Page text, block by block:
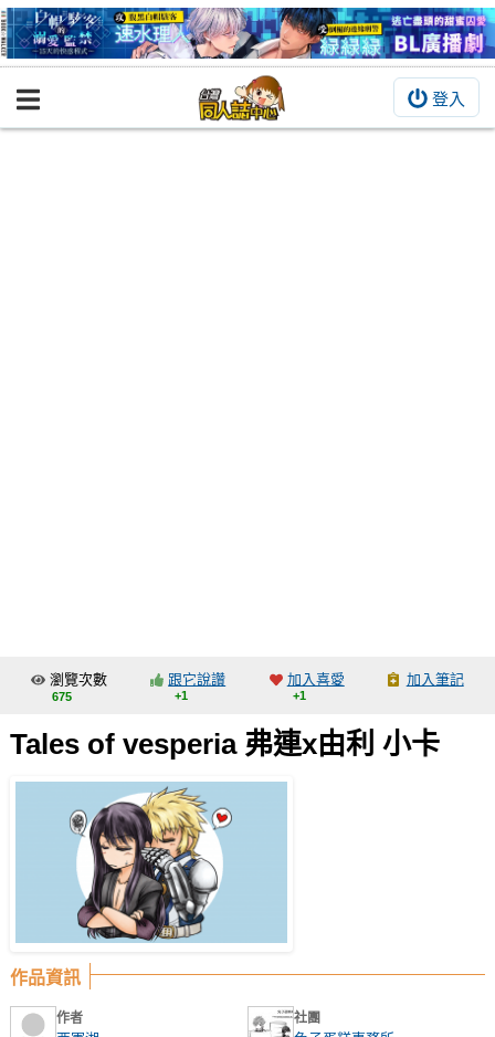
登入
BOOKY書集倉庫
交流中心
會員中心
註冊會員
登入
瀏覽次數
675
跟它說讚
+1
加入喜愛
+1
加入筆記
Tales of vesperia 弗連x由利 小卡
作品資訊
作者 社團